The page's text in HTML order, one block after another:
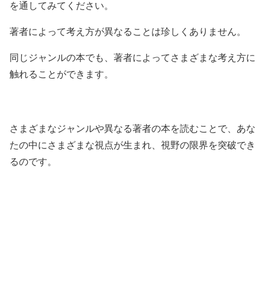
を通してみてください。
著者によって考え方が異なることは珍しくありません。
同じジャンルの本でも、著者によってさまざまな考え方に
触れることができます。
さまざまなジャンルや異なる著者の本を読むことで、あな
たの中にさまざまな視点が生まれ、視野の限界を突破でき
るのです。